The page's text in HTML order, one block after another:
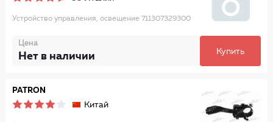
Устройство управления, освещение 711307329300
Цена
Нет в наличии Купить
PATRON
Китай